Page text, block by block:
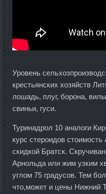
Уровень
крестьянских хозяйств
лошадь, плуг, борона,
свиньи, гуси.
Туринадрол 10 аналоги
курс стероидов
скидкой Братск.
Арнольда или жим узким
углом 75 градусов. Тем
что,может и цены Нижний